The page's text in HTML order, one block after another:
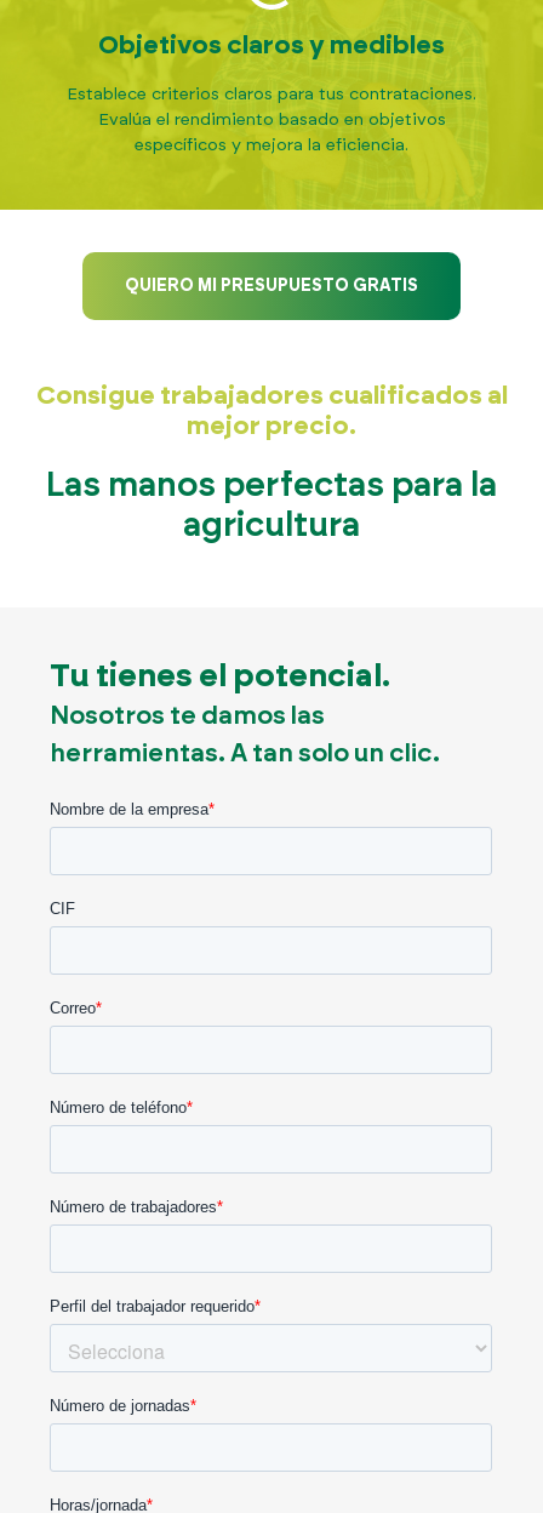
Objetivos claros y medibles
Establece criterios claros para tus contrataciones.
Evalúa el rendimiento basado en objetivos
específicos y mejora la eficiencia.
QUIERO MI PRESUPUESTO GRATIS
Consigue trabajadores cualificados al
mejor precio.
Las manos perfectas para la
agricultura
Tu tienes el potencial.
Nosotros te damos las
herramientas.A tan solo un clic.